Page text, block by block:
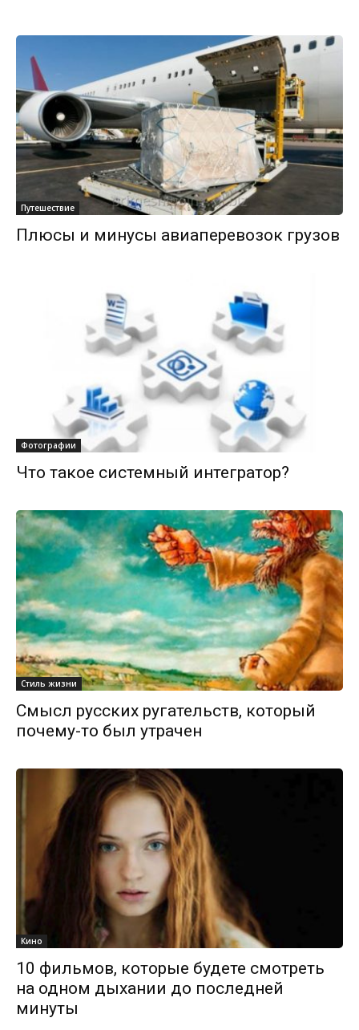
Путешествие
Плюсы и минусы авиаперевозок грузов
Фотографии
Что такое системный интегратор?
Стиль жизни
Смысл русских ругательств, который
почему-то был утрачен
Кино
10 фильмов, которые будете смотреть
на одном дыхании до последней
минуты